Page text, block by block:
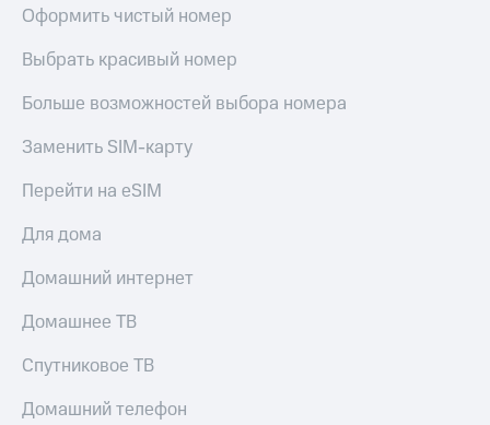
Оформить чистый номер
Выбрать красивый номер
Больше возможностей выбора номера
Заменить SIM-карту
Перейти на eSIM
Для дома
Домашний интернет
Домашнее ТВ
Спутниковое ТВ
Домашний телефон